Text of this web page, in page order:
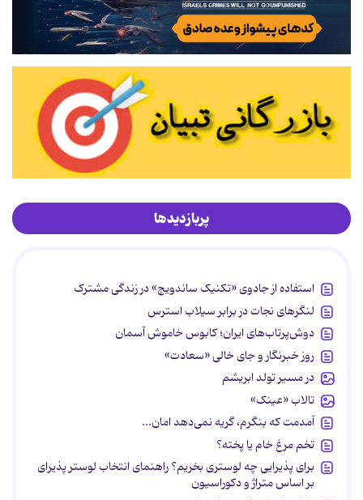
پربازدیدها
استفاده از جادوی «تکنیک ساندویچ» در زندگی مشترک
لنگرهای نجات در برابر سیلاب استرس
دوش‌پرتاب‌های ایران؛ کابوس خاموش آسمان
روز خبرنگار و جای خالی «سعادت»
در مسیر تولد ابریشم
تالاب «عینک»
آمدمت که بنگرم، گریه نمی‌دهد امان...
تخم مرغ خام یا پخته؟
برای پذیرایی چه لوستری بخریم؟ راهنمای انتخاب لوستر پذیرای
بر اساس متراژ و دکوراسیون